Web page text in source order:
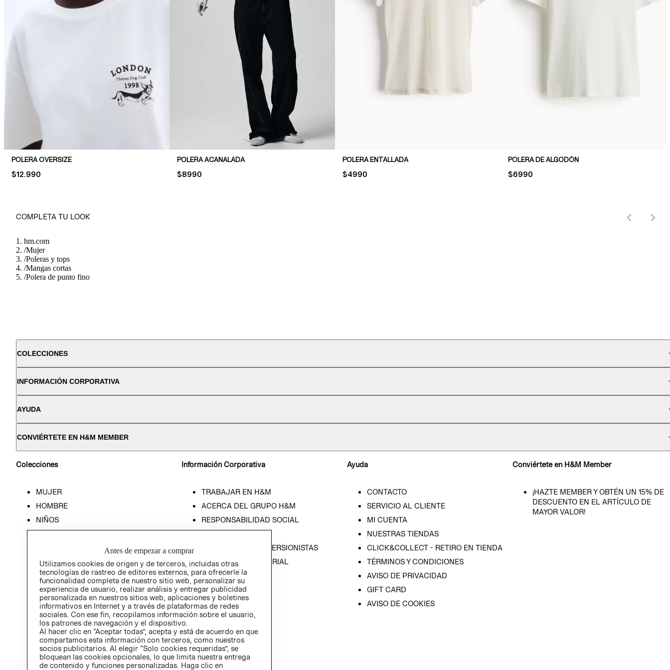
POLERA OVERSIZE
PRICE:
$12.990
POLERA ACANALADA
PRICE:
$8990
POLERA ENTALLADA
PRICE:
$4990
POLERA DE ALGODÓN
PRICE:
$6990
COMPLETA TU LOOK
hm.com
/Mujer
/Poleras y tops
/Mangas cortas
/Polera de punto fino
COLECCIONES
INFORMACIÓN CORPORATIVA
AYUDA
CONVIÉRTETE EN H&M MEMBER
Colecciones
MUJER
HOMBRE
NIÑOS
Información Corporativa
TRABAJAR EN H&M
ACERCA DEL GRUPO H&M
RESPONSABILIDAD SOCIAL
RELACIÓN CON INVERSIONISTAS
POLÍTICA EMPRESARIAL
Ayuda
CONTACTO
SERVICIO AL CLIENTE
MI CUENTA
NUESTRAS TIENDAS
CLICK&COLLECT - RETIRO EN TIENDA
TÉRMINOS Y CONDICIONES
AVISO DE PRIVACIDAD
GIFT CARD
AVISO DE COOKIES
Conviértete en H&M Member
¡HAZTE MEMBER Y OBTÉN UN 15% DE
DESCUENTO EN EL ARTÍCULO DE
MAYOR VALOR!
Antes de empezar a comprar
Utilizamos cookies de origen y de terceros, incluidas otras
tecnologías de rastreo de editores externos, para ofrecerle la
funcionalidad completa de nuestro sitio web, personalizar su
experiencia de usuario, realizar análisis y entregar publicidad
personalizada en nuestros sitios web, aplicaciones y boletines
informativos en Internet y a través de plataformas de redes
sociales. Con ese fin, recopilamos información sobre el usuario,
los patrones de navegación y el dispositivo.
Al hacer clic en “Aceptar todas”, acepta y está de acuerdo en que
compartamos esta información con terceros, como nuestros
socios publicitarios. Al elegir “Solo cookies requeridas”, se
bloquean las cookies opcionales, lo que limita nuestra entrega
de contenido y funciones personalizadas. Haga clic en